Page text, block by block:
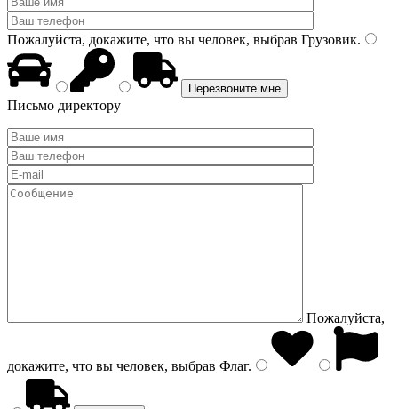
Пожалуйста, докажите, что вы человек, выбрав Грузовик.
Письмо директору
Пожалуйста,
докажите, что вы человек, выбрав Флаг.